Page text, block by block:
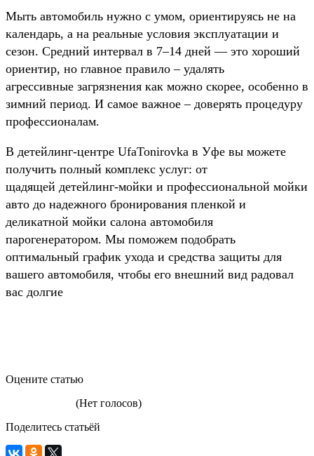
Мыть автомобиль нужно с умом, ориентируясь не на
календарь, а на реальные условия эксплуатации и
сезон. Средний интервал в 7–14 дней — это хороший
ориентир, но главное правило – удалять
агрессивные загрязнения как можно скорее, особенно в
зимний период. И самое важное – доверять процедуру
профессионалам.
В детейлинг-центре UfaTonirovka в Уфе вы можете
получить полный комплекс услуг: от
щадящей детейлинг-мойки и профессиональной мойки
авто до надежного бронирования пленкой и
деликатной мойки салона автомобиля
парогенератором. Мы поможем подобрать
оптимальный график ухода и средства защиты для
вашего автомобиля, чтобы его внешний вид радовал
вас долгие
Оцените статью
(Нет голосов)
Поделитесь статьёй